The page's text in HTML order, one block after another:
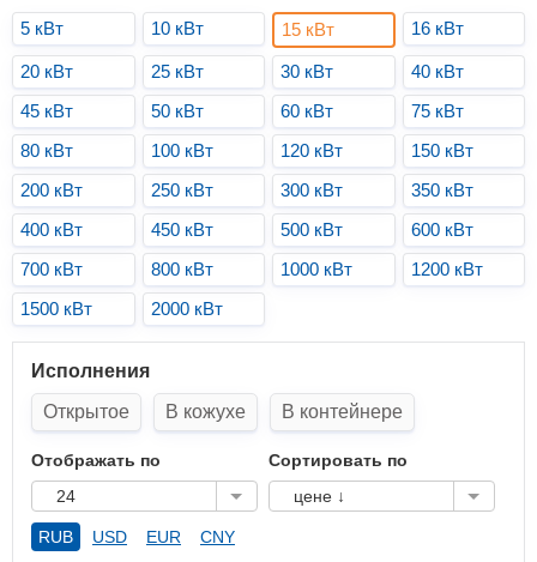
5 кВт
10 кВт 15 кВт 16 кВт
20 кВт 25 кВт 30 кВт
40 кВт
45 кВт
50 кВт 60 кВт
75 кВт
80 кВт
100 кВт 120 кВт
150 кВт
200 кВт
250 кВт 300 кВт
350 кВт
400 кВт
450 кВт 500 кВт
600 кВт
700 кВт
800 кВт 1000 кВт
1200 кВт
1500 кВт
2000 кВт
Исполнения
Открытое
В кожухе В контейнере
Отображать по
24
Сортировать по
цене ↓
RUB USD EUR CNY